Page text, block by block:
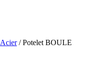
Acier/ Potelet BOULE